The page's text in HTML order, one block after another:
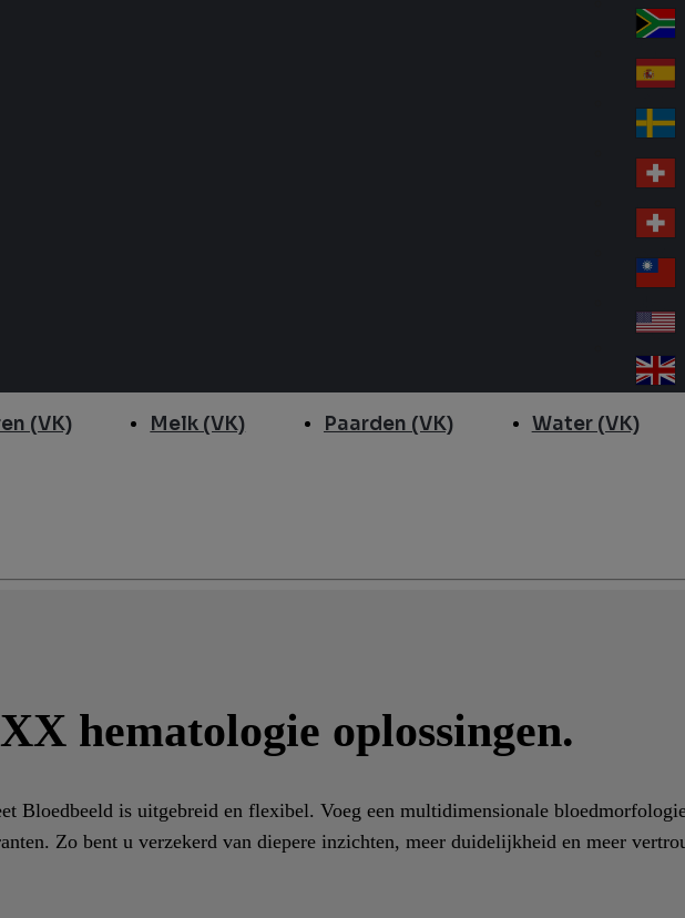
va
kia
So
uth
Af
ric
a
Sp
ain
Sw
ed
en
Sw
itz
erl
an
d
Sw
itz
erl
an
d
wa
n
A
Un
ite
(VK) Melk (VK) Paarden (VK) Water (VK)
hematologie oplossingen.
Bloedbeeld is uitgebreid en flexibel. Voeg een multidimensionale
Zo bent u verzekerd van diepere inzichten, meer duidelijkheid en meer